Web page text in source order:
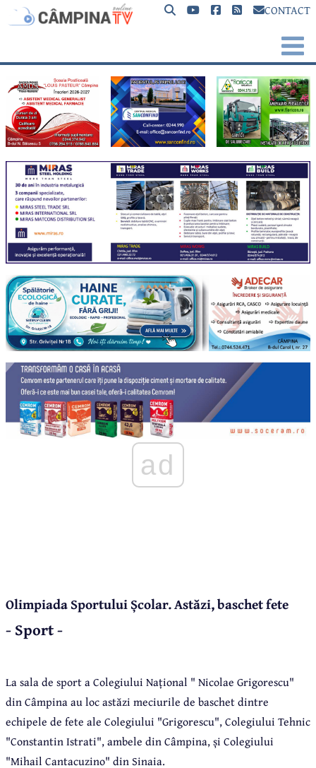
CONTACT
ad
Olimpiada Sportului Școlar. Astăzi, baschet fete
- Sport -
La sala de sport a Colegiului Național " Nicolae Grigorescu"
din Câmpina au loc astăzi meciurile de baschet dintre
echipele de fete ale Colegiului "Grigorescu", Colegiului Tehnic
"Constantin Istrati", ambele din Câmpina, și Colegiului
"Mihail Cantacuzino" din Sinaia.